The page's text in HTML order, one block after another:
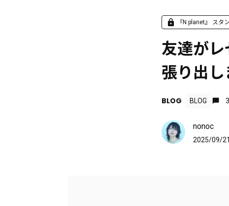
『N planet』 スタ
友達がレ
張り出
BLOG BLOG 3
nonoc
2025/09/